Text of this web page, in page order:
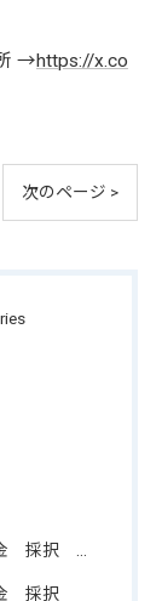
→https://x.co
次のページ >
果 ものづくり
採択